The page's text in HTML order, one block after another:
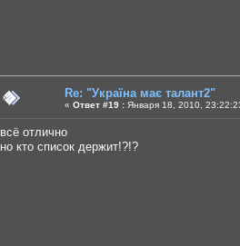
Re: "Україна має талант2"
« Ответ #19 : Января 18, 2010,
всё отлично
но кто список держит!?!?